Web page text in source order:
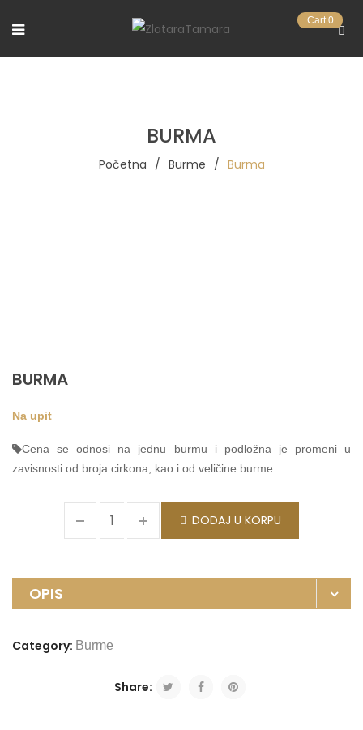
Cart 0
BURMA
Početna / Burme / Burma
BURMA
Na upit
Cena se odnosi na jednu burmu i podložna je promeni u
zavisnosti od broja cirkona, kao i od veličine burme.
DODAJ U KORPU
OPIS
Category: Burme
Share: